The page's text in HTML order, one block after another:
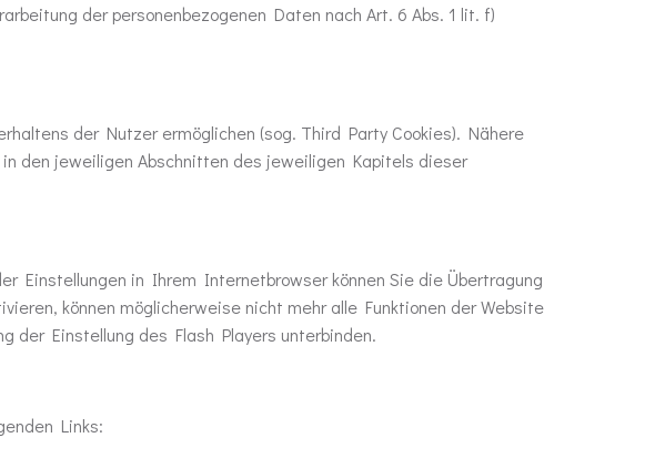
der personenbezogenen Daten nach Art. 6 Abs. 1 lit. f)
der Nutzer ermöglichen (sog. Third Party Cookies). Nähere
den jeweiligen Abschnitten des jeweiligen Kapitels dieser
Einstellungen in Ihrem Internetbrowser können Sie die Übertragung
können möglicherweise nicht mehr alle Funktionen der Website
der Einstellung des Flash Players unterbinden.
Links: